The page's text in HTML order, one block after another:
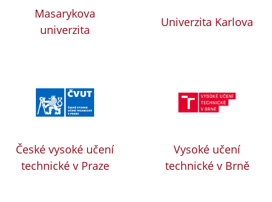
Masarykova
univerzita
Univerzita Karlova
České vysoké učení
technické v Praze
Vysoké učení
technické v Brně